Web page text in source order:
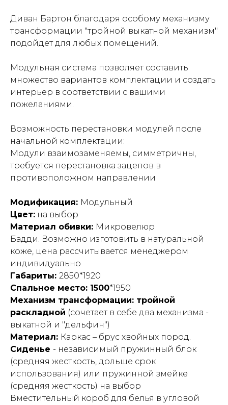
Диван Бартон благодаря особому механизму
трансформации "тройной выкатной механизм"
подойдет для любых помещений.
Модульная система позволяет составить
множество вариантов комплектации и создать
интерьер в соответствии с вашими
пожеланиями.
Возможность перестановки модулей после
начальной комплектации:
Модули взаимозаменяемы, симметричны,
требуется перестановка зацепов в
противоположном направлении
Модификация: Модульный
Цвет: на выбор
Материал обивки: Микровелюр
Бадди. Возможно изготовить в натуральной
коже, цена рассчитывается менеджером
индивидуально
Габариты: 2850*1920
Спальное место: 1500*1950
Механизм трансформации: тройной
раскладной (сочетает в себе два механизма -
выкатной и "дельфин")
Материал: Каркас – брус хвойных пород.
Сиденье - независимый пружинный блок
(средняя жесткость, дольше срок
использования) или пружинной змейке
(средняя жесткость) на выбор
Вместительный короб для белья в угловой